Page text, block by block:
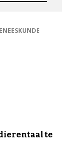
te